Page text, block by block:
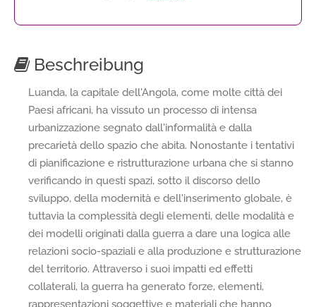
Beschreibung
Luanda, la capitale dell'Angola, come molte città dei
Paesi africani, ha vissuto un processo di intensa
urbanizzazione segnato dall'informalità e dalla
precarietà dello spazio che abita. Nonostante i tentativi
di pianificazione e ristrutturazione urbana che si stanno
verificando in questi spazi, sotto il discorso dello
sviluppo, della modernità e dell'inserimento globale, è
tuttavia la complessità degli elementi, delle modalità e
dei modelli originati dalla guerra a dare una logica alle
relazioni socio-spaziali e alla produzione e strutturazione
del territorio. Attraverso i suoi impatti ed effetti
collaterali, la guerra ha generato forze, elementi,
rappresentazioni soggettive e materiali che hanno